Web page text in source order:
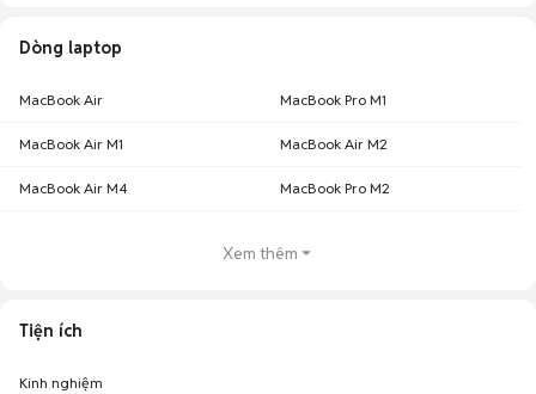
Dòng laptop
MacBook Air MacBook Pro M1
MacBook Air M1 MacBook Air M2
MacBook Air M4 MacBook Pro M2
Xem thêm
Tiện ích
Kinh nghiệm